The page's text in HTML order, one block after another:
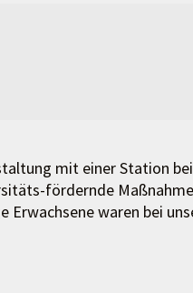
mit einer Station
fördernde
Erwachsene waren bei